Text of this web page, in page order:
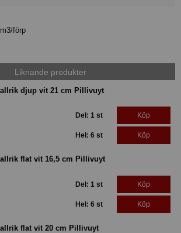
förp
Liknande produkter
djup vit 21 cm Pillivuyt
Del: 1 st Köp
Hel: 6 st Köp
flat vit 16,5 cm Pillivuyt
Del: 1 st Köp
Hel: 6 st Köp
flat vit 20 cm Pillivuyt